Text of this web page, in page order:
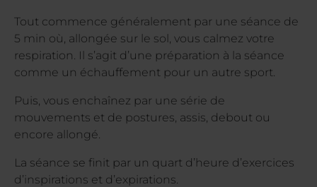
Tout commence généralement par une séance de
5 min où, allongée sur le sol, vous calmez votre
respiration. Il s’agit d’une préparation à la séance
comme un échauffement pour un autre sport.
Puis, vous enchaînez par une série de
mouvements et de postures, assis, debout ou
encore allongé.
La séance se finit par un quart d’heure d’exercices
d’inspirations et d’expirations.